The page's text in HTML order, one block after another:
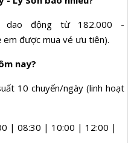
dao động từ 182.000 -
em được mua vé ưu tiên).
nay?
10 chuyến/ngày (linh hoạt
| 08:30 | 10:00 | 12:00 |